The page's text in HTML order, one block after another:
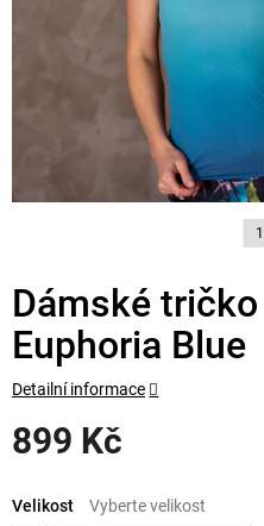
Dámské
Euphoria Blue
899 Kč
cena:
Velikost
Detailní informace